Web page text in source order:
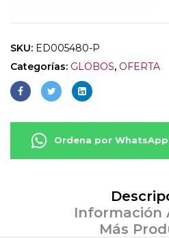
SKU: ED005480-P
Categorías: GLOBOS, OFERTA
Ordena por WhatsApp
Información
Más